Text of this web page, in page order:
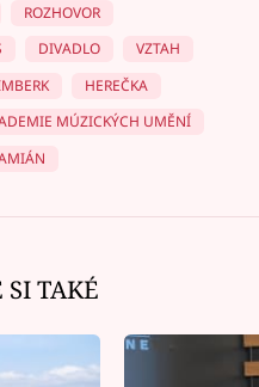
ROZHOVOR
DIVADLO
VZTAH
HEREČKA
MÚZICKÝCH UMĚNÍ
SI TAKÉ